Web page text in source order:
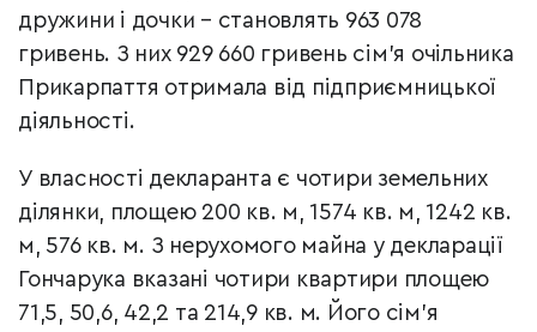
дружини і дочки – становлять 963 078
гривень. З них 929 660 гривень сім’я очільника
Прикарпаття отримала від підприємницької
діяльності.
У власності декларанта є чотири земельних
ділянки, площею 200 кв. м, 1574 кв. м, 1242 кв.
м, 576 кв. м. З нерухомого майна у декларації
Гончарука вказані чотири квартири площею
71,5, 50,6, 42,2 та 214,9 кв. м. Його сім’я